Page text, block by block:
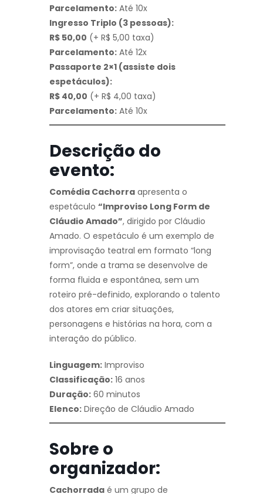
Parcelamento: Até 10x
Ingresso Triplo (3 pessoas):
R$ 50,00 (+ R$ 5,00 taxa)
Parcelamento: Até 12x
Passaporte 2×1 (assiste dois
espetáculos):
R$ 40,00 (+ R$ 4,00 taxa)
Parcelamento: Até 10x
Descrição do
evento:
Comédia Cachorra apresenta o
espetáculo “Improviso Long Form de
Cláudio Amado”, dirigido por Cláudio
Amado. O espetáculo é um exemplo de
improvisação teatral em formato “long
form”, onde a trama se desenvolve de
forma fluida e espontânea, sem um
roteiro pré-definido, explorando o talento
dos atores em criar situações,
personagens e histórias na hora, com a
interação do público.
Linguagem: Improviso
Classificação: 16 anos
Duração: 60 minutos
Elenco: Direção de Cláudio Amado
Sobre o
organizador:
Cachorrada é um grupo de